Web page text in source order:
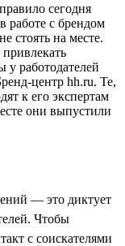
сегодня
работе с брендом
стоять на месте.
у работодателей
центр hh.ru. Те,
к его экспертам
они выпустили
— это диктует
Чтобы
с соискателями